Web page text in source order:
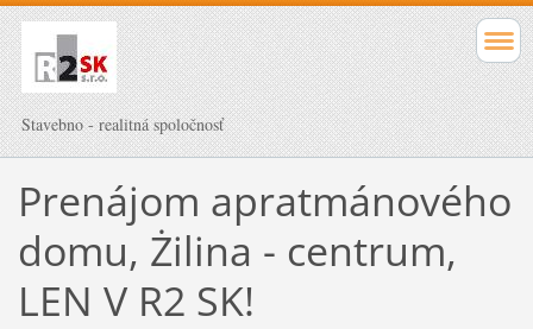
Stavebno - realitná spoločnosť
Prenájom apratmánového
domu, Żilina - centrum,
LEN V R2 SK!